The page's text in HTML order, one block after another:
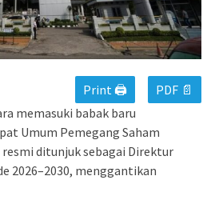
Print 🖨
PDF 📄
memasuki babak baru
Umum Pemegang Saham
resmi ditunjuk sebagai Direktur
2026–2030, menggantikan